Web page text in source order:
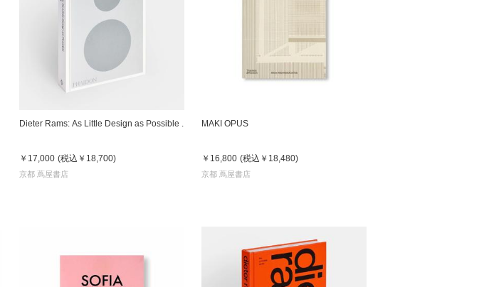
蔦屋書店
Dieter Rams: As Little Design as Possible .
￥17,000 (税込 ￥18,700)
京都 蔦屋書店
MAKI OPUS
￥16,800 (税込 ￥18,480)
京都 蔦屋書店